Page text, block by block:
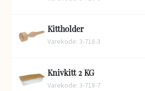
Kittholder
Varekode: 3-718-3
Knivkitt 2 KG
Varekode: 3-718-7